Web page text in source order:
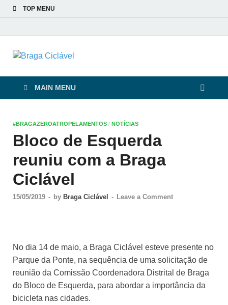
TOP MENU
Braga Ciclável
MAIN MENU
#BRAGAZEROATROPELAMENTOS / NOTÍCIAS
Bloco de Esquerda
reuniu com a Braga
Ciclável
15/05/2019 - by Braga Ciclável - Leave a Comment
No dia 14 de maio, a Braga Ciclável esteve presente no
Parque da Ponte, na sequência de uma solicitação de
reunião da Comissão Coordenadora Distrital de Braga
do Bloco de Esquerda, para abordar a importância da
bicicleta nas cidades.